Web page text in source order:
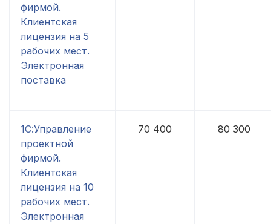
фирмой.
Клиентская
лицензия на 5
рабочих мест.
Электронная
поставка
1С:Управление
проектной
фирмой.
Клиентская
лицензия на 10
рабочих мест.
Электронная
70 400 80 300